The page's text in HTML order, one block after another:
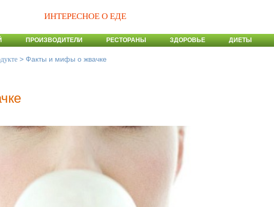
ИНТЕРЕСНОЕ О ЕДЕ
ПРОИЗВОДИТЕЛИ РЕСТОРАНЫ ЗДОРОВЬЕ ДИЕТЫ
> Факты и мифы о жвачке